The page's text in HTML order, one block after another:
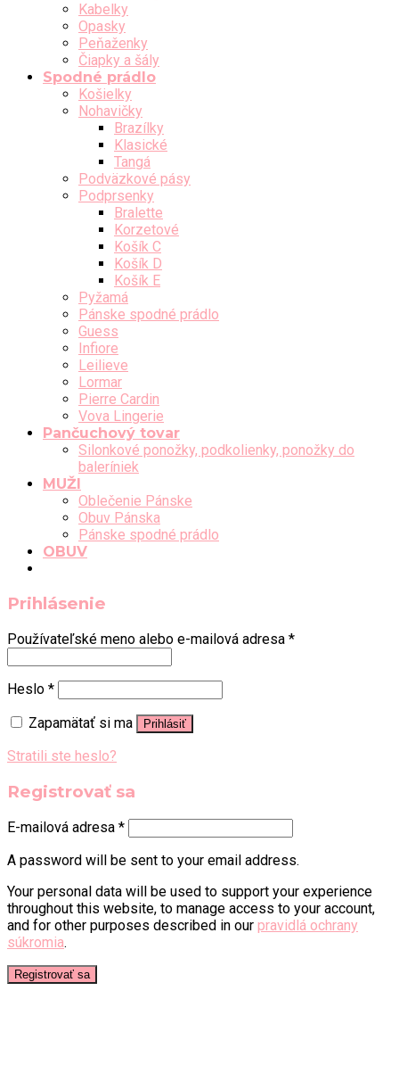
Kabelky
Opasky
Peňaženky
Čiapky a šály
Spodné prádlo
Košielky
Nohavičky
Brazílky
Klasické
Tangá
Podväzkové pásy
Podprsenky
Bralette
Korzetové
Košík C
Košík D
Košík E
Pyžamá
Pánske spodné prádlo
Guess
Infiore
Leilieve
Lormar
Pierre Cardin
Vova Lingerie
Pančuchový tovar
Silonkové ponožky, podkolienky, ponožky do
baleríniek
MUŽI
Oblečenie Pánske
Obuv Pánska
Pánske spodné prádlo
OBUV
Prihlásenie
Používateľské meno alebo e-mailová adresa *
Heslo *
Zapamätať si ma
Prihlásiť
Stratili ste heslo?
Registrovať sa
E-mailová adresa *
A password will be sent to your email address.
Your personal data will be used to support your experience
throughout this website, to manage access to your account,
and for other purposes described in our pravidlá ochrany
súkromia.
Registrovať sa